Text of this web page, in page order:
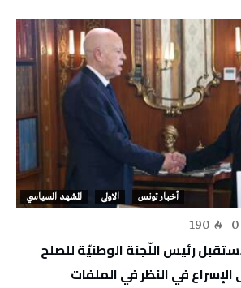
أخبار تونس الاولى المشهد السياسي
190
رئيس اللّجنة الوطنيّة للصلح
في النظر في الملفات